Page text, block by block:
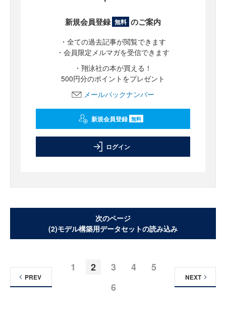
新規会員登録 無料 のご案内
・全ての過去記事が閲覧できます
・会員限定メルマガを受信できます
・翔泳社の本が買える！
500円分のポイントをプレゼント
メールバックナンバー
新規会員登録 無料
ログイン
次のページ
(2)モデル構築用データセットの読み込み
1 2 3 4
5
6
PREV NEXT